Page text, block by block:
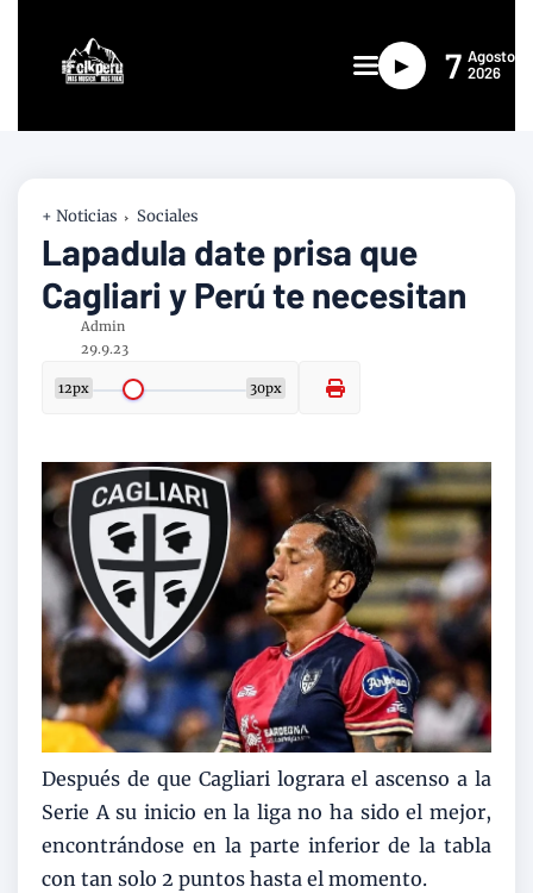
► 7 Agosto
2026
+ Noticias Sociales
Lapadula date prisa que
Cagliari y Perú te necesitan
Admin
29.9.23
12px 30px
Después de que Cagliari lograra el ascenso a la
Serie A su inicio en la liga no ha sido el mejor,
encontrándose en la parte inferior de la tabla
con tan solo 2 puntos hasta el momento.